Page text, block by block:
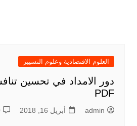
العلوم الاقتصادية وعلوم التسيير
دور الامداد في تحسين
PDF
admin أبريل 16, 2018